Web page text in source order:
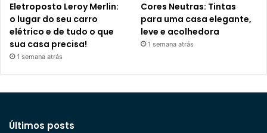
Eletroposto Leroy Merlin:
o lugar do seu carro
elétrico e de tudo o que
sua casa precisa!
1 semana atrás
Cores Neutras: Tintas
para uma casa elegante,
leve e acolhedora
1 semana atrás
Últimos posts